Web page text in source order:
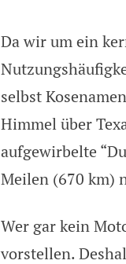
Da wir um ein
selbst
Himmel über
aufgewirbelte
Meilen (670 km)
Wer gar kein
vorstellen.